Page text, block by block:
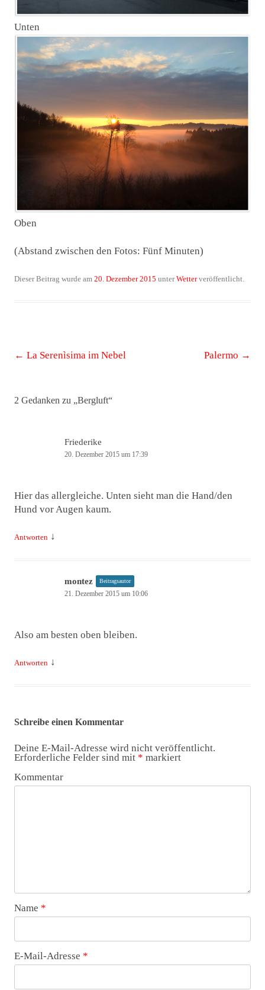
Unten
Oben
(Abstand zwischen den Fotos: Fünf Minuten)
Dieser Beitrag wurde am 20. Dezember 2015 unterWetterveröffentlicht.
Beitrags-
← La Serenìsima im Nebel Palermo →
2 Gedanken zu „Bergluft“
Friederike
20. Dezember 2015 um 17:39
Hier das allergleiche. Unten sieht man die Hand/den
Hund vor Augen kaum.
Antworten ↓
montez Beitragsautor
21. Dezember 2015 um 10:06
Also am besten oben bleiben.
Antworten ↓
Schreibe einen Kommentar
Deine E-Mail-Adresse wird nicht veröffentlicht.
Erforderliche Felder sind mit * markiert
Kommentar
Name *
E-Mail-Adresse *